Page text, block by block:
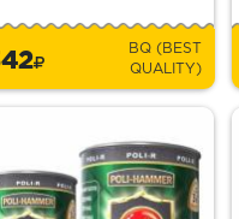
BQ (BEST
QUALITY)